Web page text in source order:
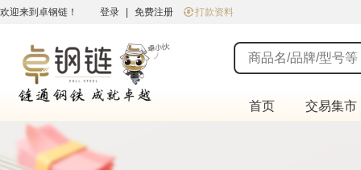
欢迎来到卓钢链！ 登录 免费注册 打款资料
首页 交易集市